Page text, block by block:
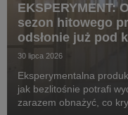
EKSPERYMENT:
sezon hitowego
odsłonie już pod
30 lipca 2026
Eksperymentalna
jak bezlitośnie potrafi
zarazem obnażyć, co